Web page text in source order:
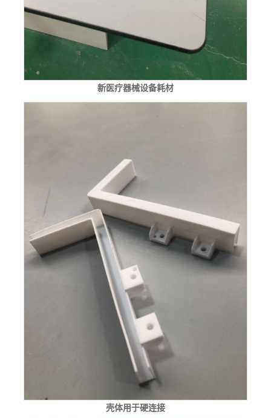
新医疗器械设备耗材
壳体用于硬连接